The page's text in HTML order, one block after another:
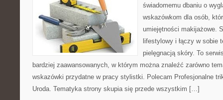
świadomemu dbaniu o
wskazówkom dla osób,
umiejętności makijażowe.
lifestylowy i łączy w sobie
pielęgnacją skóry. To
bardziej zaawansowanych, w którym można znaleźć zarówno
wskazówki przydatne w pracy stylistki. Polecam Profesjonalne
Uroda. Tematyka strony skupia się przede wszystkim […]